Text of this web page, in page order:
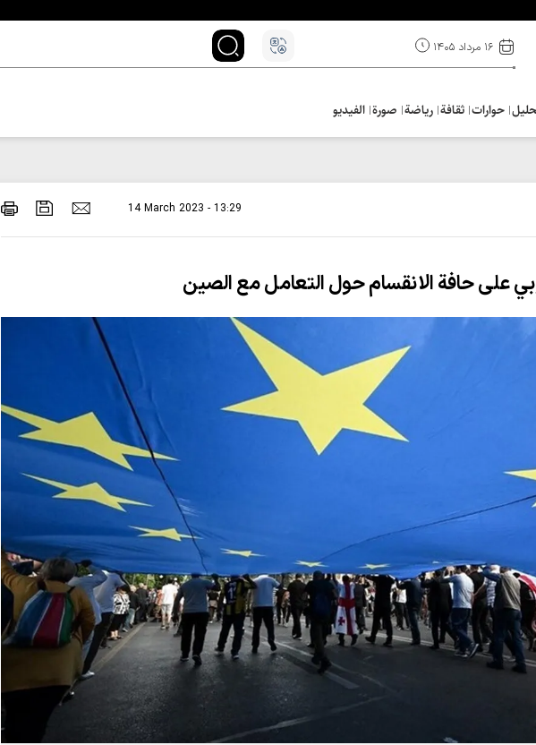
۱۶ مرداد ۱۴۰۵
حوارات ثقافة رياضة صورة الفيديو
14 March 2023 - 13:29
على حافة الانقسام حول التعامل مع الصين